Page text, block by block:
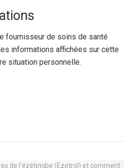
fournisseur de soins de santé
informations affichées sur cette
situation personnelle.